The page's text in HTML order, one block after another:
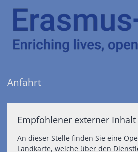
Anfahrt
Empfohlener externer Inhalt
An dieser Stelle finden Sie eine
Landkarte, welche über den